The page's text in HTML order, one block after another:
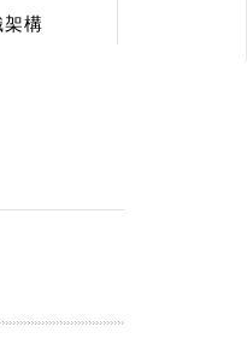
架構